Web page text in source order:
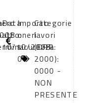
Data
atto:
10/10/2008
Importo
oneri
sicurezza:
0
Categorie
lavori
(DPR
2000):
0000 -
NON
PRESENTE